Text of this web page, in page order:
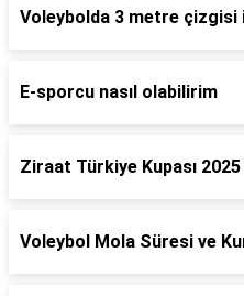
Voleybolda 3 metre çizgisi
E-sporcu nasıl olabilirim
Ziraat Türkiye Kupası 2025
Voleybol Mola Süresi ve